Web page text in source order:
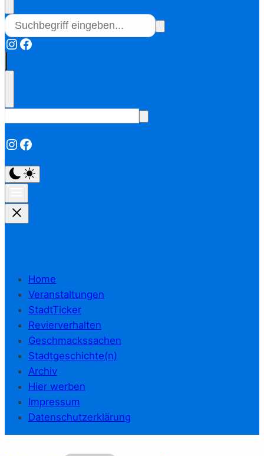
Instagram
Facebook
Instagram
Facebook
Home
Veranstaltungen
StadtTicker
Revierverhalten
Geschmackssachen
Stadtgeschichte(n)
Archiv
Hier werben
Impressum
Datenschutzerklärung